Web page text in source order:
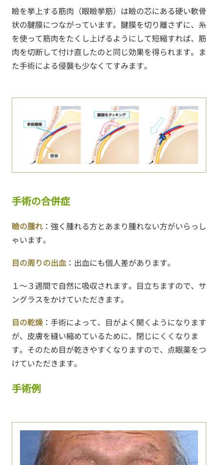
瞼を挙上する筋肉（眼瞼挙筋）は瞼の芯にある硬い軟骨
状の腱膜につながっています。腱膜を切り離さずに、糸
を使って筋肉をたくし上げるようにして短縮すれば、筋
肉を切断して付け直したのと同じ効果を得られます。ま
た手術による侵襲も少なくてすみます。
手術の合併症
瞼の腫れ：強く腫れる方とあまり腫れない方がいらっし
ゃいます。
目の周りの出血 ：出血にも個人差があります。
１～３週間で自然に吸収されます。目立ちますので、サ
ングラスをかけていただきます。
目の乾燥：手術によって、目がよく開くようになります
が、皮膚を縫い縮めているために、閉じにくくなりま
す。そのため目が乾きやすくなりますので、点眼薬をつ
けていただきます。
手術例